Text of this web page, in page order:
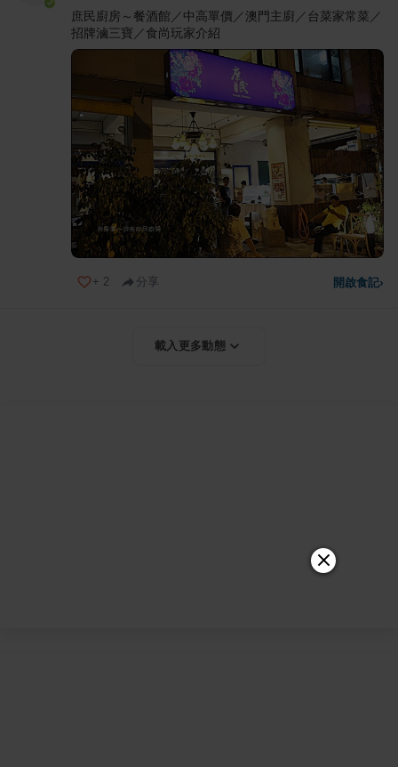
庶民廚房～餐酒館／中高單價／澳門主廚／台菜家常菜／
招牌滷三寶／食尚玩家介紹
+ 2 分享 開啟食記›
載入更多動態